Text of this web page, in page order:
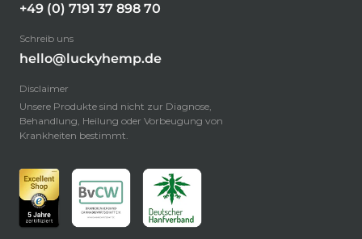
+49 (0) 7191 37 898 70
Schreib uns
hello@luckyhemp.de
Disclaimer
Unsere Produkte sind nicht zur Diagnose,
Behandlung, Heilung oder Vorbeugung von
Krankheiten bestimmt.